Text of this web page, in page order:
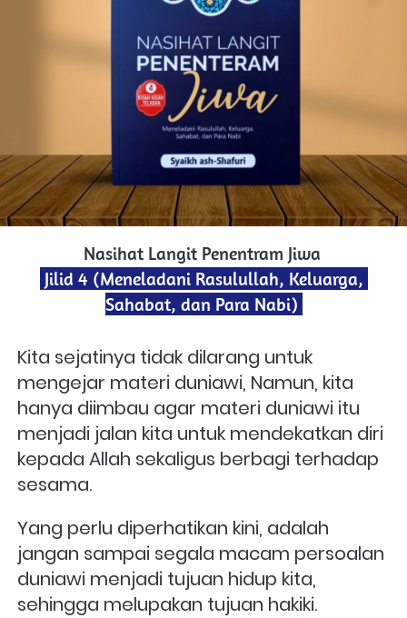
Nasihat Langit Penentram Jiwa
Sahabat, dan Para Nabi)
Kita sejatinya tidak dilarang untuk
mengejar materi duniawi, Namun, kita
hanya diimbau agar materi duniawi itu
menjadi jalan kita untuk mendekatkan diri
kepada Allah sekaligus berbagi terhadap
sesama.
Yang perlu diperhatikan kini, adalah
jangan sampai segala macam persoalan
duniawi menjadi tujuan hidup kita,
sehingga melupakan tujuan hakiki.